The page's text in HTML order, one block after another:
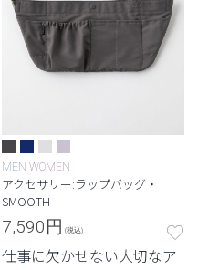
MEN WOMEN
アクセサリー:ラップバッグ・
SMOOTH
7,590円 (税込)
仕事に欠かせない大切なア